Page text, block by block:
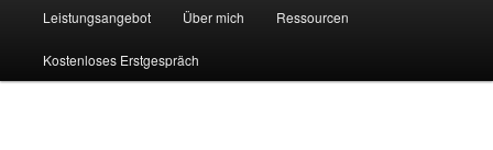
Leistungsangebot Über mich Ressourcen
Kostenloses Erstgespräch